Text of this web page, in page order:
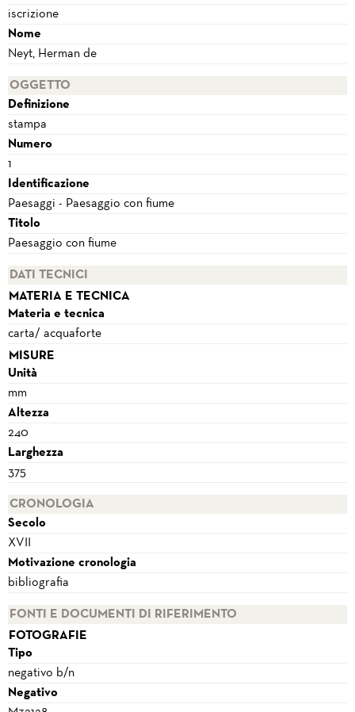
iscrizione
Nome
Neyt, Herman de
OGGETTO
Definizione
stampa
Numero
1
Identificazione
Paesaggi - Paesaggio con fiume
Titolo
Paesaggio con fiume
DATI TECNICI
MATERIA E TECNICA
Materia e tecnica
carta/ acquaforte
MISURE
Unità
mm
Altezza
240
Larghezza
375
CRONOLOGIA
Secolo
XVII
Motivazione cronologia
bibliografia
FONTI E DOCUMENTI DI RIFERIMENTO
FOTOGRAFIE
Tipo
negativo b/n
Negativo